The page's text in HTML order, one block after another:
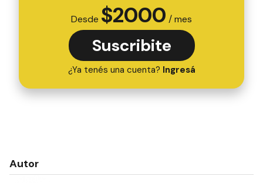
Desde $2000 / mes
Suscribite
¿Ya tenés una cuenta? Ingresá
Autor